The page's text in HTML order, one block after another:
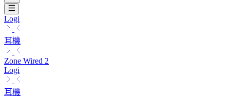
Logi
耳機
Zone Wired 2
Logi
耳機